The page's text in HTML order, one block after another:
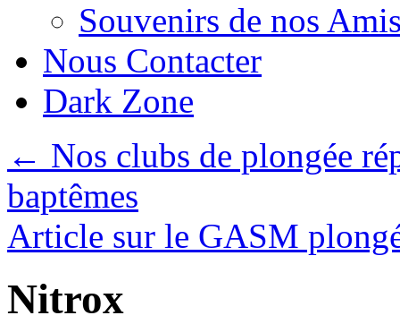
Souvenirs de nos
Nous Contacter
Dark Zone
← Nos clubs de plongée
baptêmes
Article sur le GASM
Nitrox